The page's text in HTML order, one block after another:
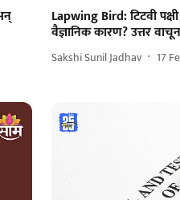
Lapwing Bird: टिटवी
वैज्ञानिक कारण? उत्तर
Sakshi Sunil Jadhav 17